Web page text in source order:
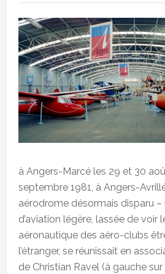
à Angers-Marcé les 29 et 30
septembre 1981, à Angers-
aérodrome désormais disparu
d’aviation légère, lassée de voir
aéronautique des aéro-clubs
l’étranger, se réunissait en
de Christian Ravel (à gauche